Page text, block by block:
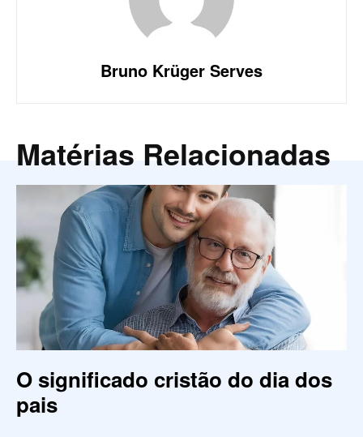
Bruno Krüger Serves
Matérias Relacionadas
O significado cristão do dia dos
pais